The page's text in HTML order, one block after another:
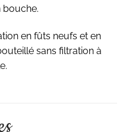
bouche.
en fûts neufs et en
sans filtration à